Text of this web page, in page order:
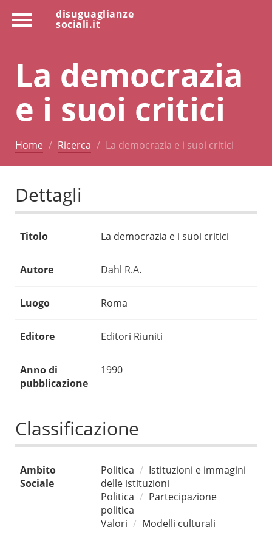
disuguaglianze
sociali.it
La democrazia
e i suoi critici
Home Ricerca La democrazia e i suoi critici
Dettagli
Titolo La democrazia e i suoi critici
Autore Dahl R.A.
Luogo Roma
Editore Editori Riuniti
Anno di
pubblicazione
1990
Classificazione
Ambito
Sociale
Politica
Istituzioni e immagini
delle istituzioni
Politica
Partecipazione
politica
Valori
Modelli culturali